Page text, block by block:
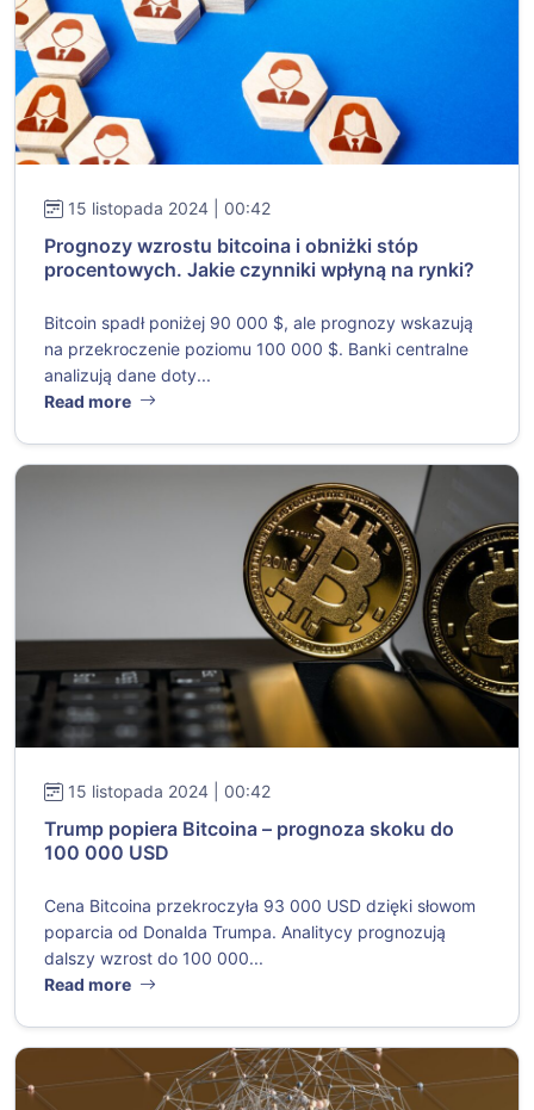
15 listopada 2024 | 00:42
Prognozy wzrostu bitcoina i obniżki stóp
procentowych. Jakie czynniki wpłyną na rynki?
Bitcoin spadł poniżej 90 000 $, ale prognozy wskazują
na przekroczenie poziomu 100 000 $. Banki centralne
analizują dane doty...
Read more
15 listopada 2024 | 00:42
Trump popiera Bitcoina – prognoza skoku do
100 000 USD
Cena Bitcoina przekroczyła 93 000 USD dzięki słowom
poparcia od Donalda Trumpa. Analitycy prognozują
dalszy wzrost do 100 000...
Read more